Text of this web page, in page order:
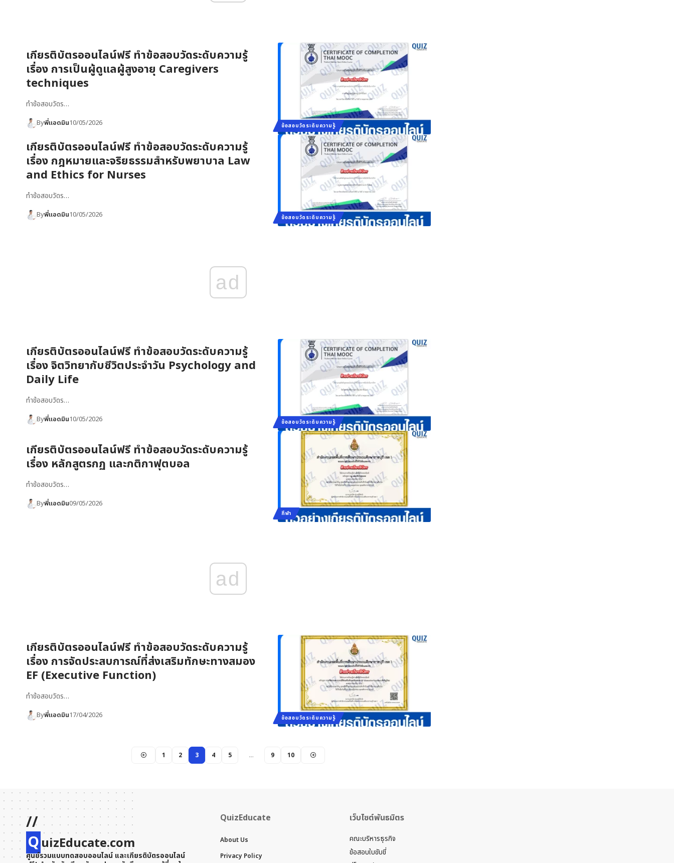
ข้อสอบวัดระดับความรู้
เกียรติบัตรออนไลน์ฟรี ทำข้อสอบวัดระดับความรู้
เรื่อง การเป็นผู้ดูแลผู้สูงอายุ Caregivers
techniques
ทำข้อสอบวัดร…
Byพี่แอดมิน10/05/2026
ข้อสอบวัดระดับความรู้
เกียรติบัตรออนไลน์ฟรี ทำข้อสอบวัดระดับความรู้
เรื่อง กฎหมายและจริยธรรมสำหรับพยาบาล Law
and Ethics for Nurses
ทำข้อสอบวัดร…
Byพี่แอดมิน10/05/2026
ad
ข้อสอบวัดระดับความรู้
เกียรติบัตรออนไลน์ฟรี ทำข้อสอบวัดระดับความรู้
เรื่อง จิตวิทยากับชีวิตประจำวัน Psychology and
Daily Life
ทำข้อสอบวัดร…
Byพี่แอดมิน10/05/2026
กีฬา
เกียรติบัตรออนไลน์ฟรี ทำข้อสอบวัดระดับความรู้
เรื่อง หลักสูตรกฏ และกติกาฟุตบอล
ทำข้อสอบวัดร…
Byพี่แอดมิน09/05/2026
ad
ข้อสอบวัดระดับความรู้
เกียรติบัตรออนไลน์ฟรี ทำข้อสอบวัดระดับความรู้
เรื่อง การจัดประสบการณ์ที่ส่งเสริมทักษะทางสมอง
EF (Executive Function)
ทำข้อสอบวัดร…
Byพี่แอดมิน17/04/2026
1 2 3 4 5 … 9 10
//
QuizEducate.com
ศูนย์รวมแบบทดสอบออนไลน์ และเกียรติบัตรออนไลน์
QuizEducate
About Us
Privacy Policy
เว็บไซต์พันธมิตร
คณะบริหารธุรกิจ
ข้อสอบใบขับขี่